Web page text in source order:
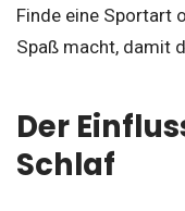
Finde eine Sportart
Spaß macht, damit
Der
Schlaf